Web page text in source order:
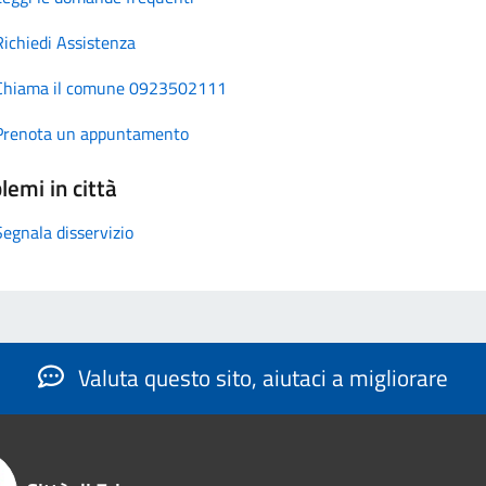
Assistenza
il comune 0923502111
un appuntamento
in città
disservizio
Valuta questo sito, aiutaci a migliorare